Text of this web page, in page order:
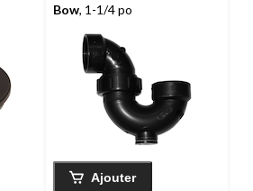
Bow, 1-1/4 po
Ajouter